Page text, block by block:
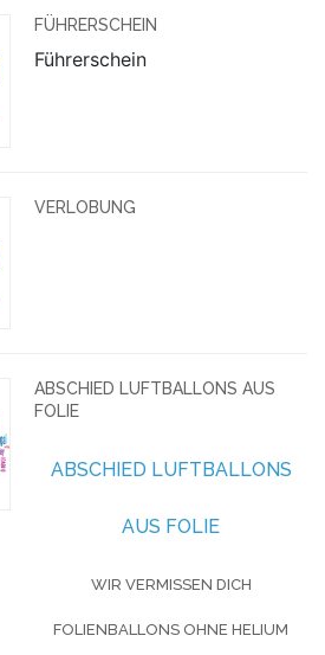
FÜHRERSCHEIN
Führerschein
VERLOBUNG
ABSCHIED LUFTBALLONS AUS
FOLIE
ABSCHIED LUFTBALLONS
AUS FOLIE
WIR VERMISSEN DICH
FOLIENBALLONS OHNE HELIUM